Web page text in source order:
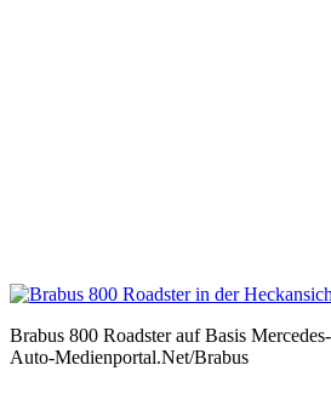
Brabus 800 Roadster auf Basis
Auto-Medienportal.Net/Brabus